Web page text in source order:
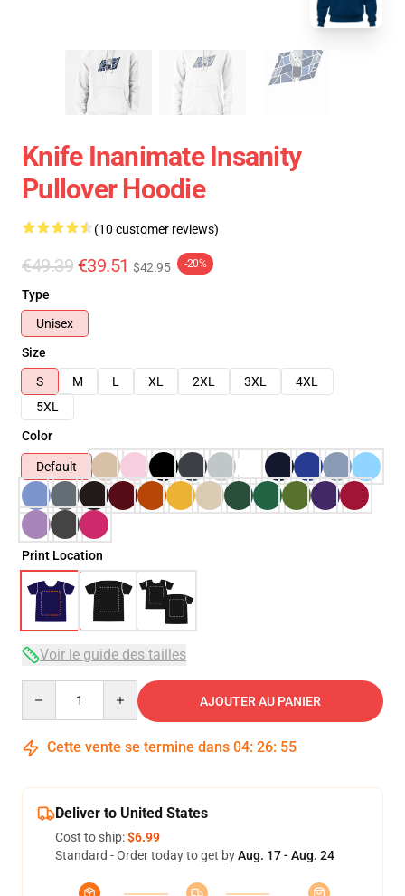
Knife Inanimate Insanity
Pullover Hoodie
(10 customer reviews)
€49.39 €39.51 $42.95 -20%
Type
Unisex
Size
S
M L XL 2XL 3XL
4XL
5XL
Color
Default
Print Location
Voir le guide des tailles
AJOUTER AU PANIER
Cette vente se termine dans 04: 26: 54
Deliver to United States
Cost to ship:$6.99
Standard - Order today to get byAug. 17 - Aug. 24